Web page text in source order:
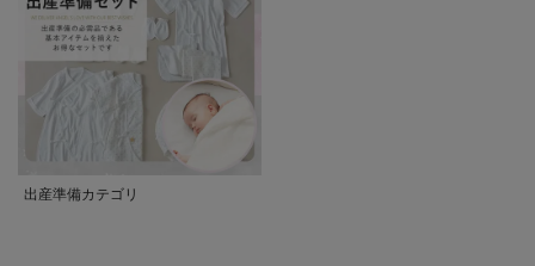
出産準備カテゴリ